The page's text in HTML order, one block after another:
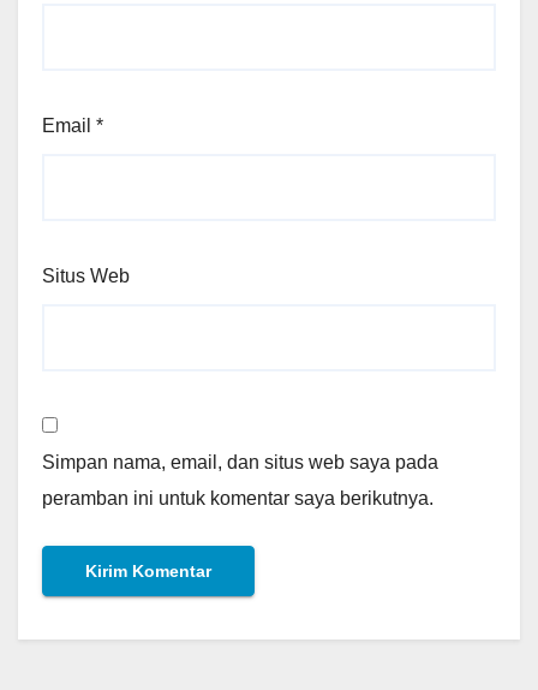
Email *
Situs Web
Simpan nama, email, dan situs web saya pada
peramban ini untuk komentar saya berikutnya.